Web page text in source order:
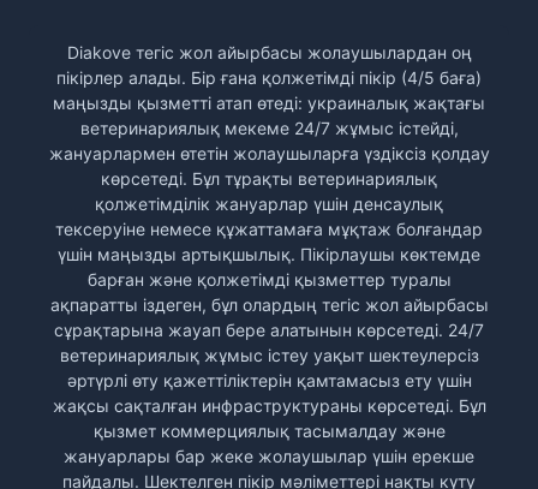
Diakove тегіс жол айырбасы жолаушылардан оң
пікірлер алады. Бір ғана қолжетімді пікір (4/5 баға)
маңызды қызметті атап өтеді: украиналық жақтағы
ветеринариялық мекеме 24/7 жұмыс істейді,
жануарлармен өтетін жолаушыларға үздіксіз қолдау
көрсетеді. Бұл тұрақты ветеринариялық
қолжетімділік жануарлар үшін денсаулық
тексеруіне немесе құжаттамаға мұқтаж болғандар
үшін маңызды артықшылық. Пікірлаушы көктемде
барған және қолжетімді қызметтер туралы
ақпаратты іздеген, бұл олардың тегіс жол айырбасы
сұрақтарына жауап бере алатынын көрсетеді. 24/7
ветеринариялық жұмыс істеу уақыт шектеулерсіз
әртүрлі өту қажеттіліктерін қамтамасыз ету үшін
жақсы сақталған инфраструктураны көрсетеді. Бұл
қызмет коммерциялық тасымалдау және
жануарлары бар жеке жолаушылар үшін ерекше
пайдалы. Шектелген пікір мәліметтері нақты күту